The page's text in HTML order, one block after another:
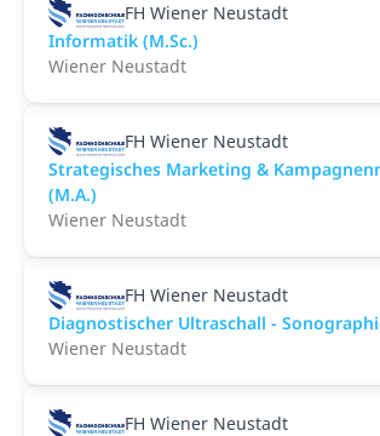
FH Wiener Neustadt
Informatik (M.Sc.)
Wiener Neustadt
FH Wiener Neustadt
Strategisches Marketing &
(M.A.)
Wiener Neustadt
FH Wiener Neustadt
Diagnostischer Ultraschall -
Wiener Neustadt
FH Wiener Neustadt